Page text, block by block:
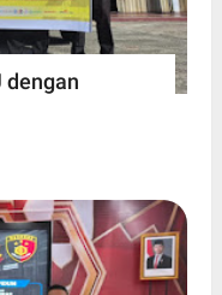
dengan